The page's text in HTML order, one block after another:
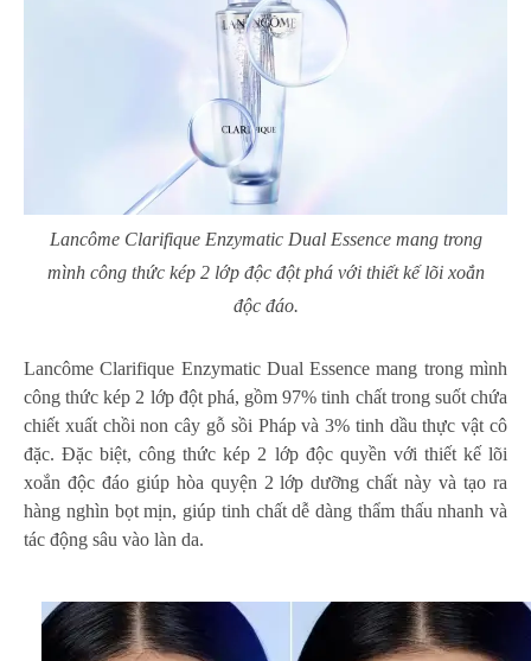
Lancôme Clarifique Enzymatic Dual Essence mang trong
mình công thức kép 2 lớp độc đột phá với thiết kế lõi xoắn
độc đáo.
Lancôme Clarifique Enzymatic Dual Essence mang trong mình
công thức kép 2 lớp đột phá, gồm 97% tinh chất trong suốt chứa
chiết xuất chồi non cây gỗ sồi Pháp và 3% tinh dầu thực vật cô
đặc. Đặc biệt, công thức kép 2 lớp độc quyền với thiết kế lõi
xoắn độc đáo giúp hòa quyện 2 lớp dưỡng chất này và tạo ra
hàng nghìn bọt mịn, giúp tinh chất dễ dàng thẩm thấu nhanh và
tác động sâu vào làn da.